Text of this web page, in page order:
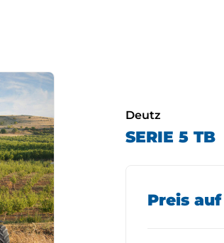
Deutz
SERIE 5 TB
Preis